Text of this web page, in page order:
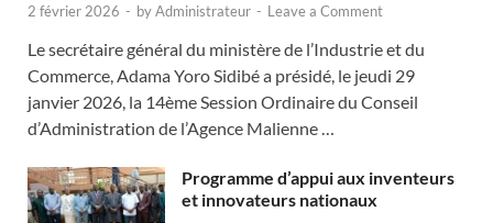
2 février 2026 - byAdministrateur - Leave a Comment
Le secrétaire général du ministère de l’Industrie et du
Commerce, Adama Yoro Sidibé a présidé, le jeudi 29
janvier 2026, la 14ème Session Ordinaire du Conseil
d’Administration de l’Agence Malienne …
Programme d’appui aux inventeurs
et innovateurs nationaux